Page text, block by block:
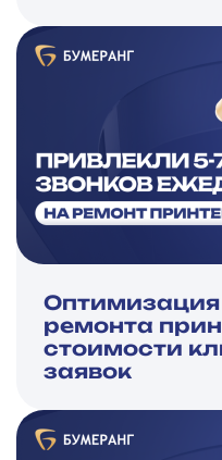
ремонта
стоимости
заявок